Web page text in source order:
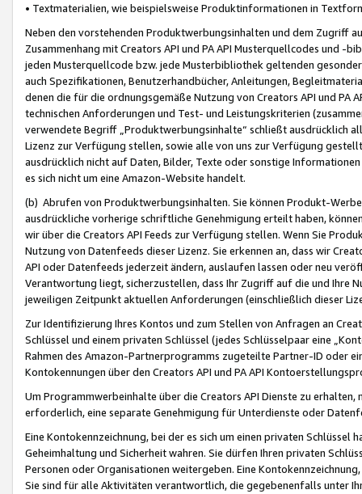
• Textmaterialien, wie beispielsweise Produktinformationen in
Neben den vorstehenden Produktwerbungsinhalten und dem Zugriff
Zusammenhang mit Creators API und PA API Musterquellcodes und
jeden Musterquellcode bzw. jede Musterbibliothek geltenden
auch Spezifikationen, Benutzerhandbücher, Anleitungen,
denen die für die ordnungsgemäße Nutzung von Creators API und PA
technischen Anforderungen und Test- und Leistungskriterien
verwendete Begriff „Produktwerbungsinhalte“ schließt ausdrücklich
Lizenz zur Verfügung stellen, sowie alle von uns zur Verfügung
ausdrücklich nicht auf Daten, Bilder, Texte oder sonstige
es sich nicht um eine Amazon-Website handelt.
(b) Abrufen von Produktwerbungsinhalten. Sie können Produkt-
ausdrückliche vorherige schriftliche Genehmigung erteilt haben,
wir über die Creators API Feeds zur Verfügung stellen. Wenn Sie
Nutzung von Datenfeeds dieser Lizenz. Sie erkennen an, dass wir
API oder Datenfeeds jederzeit ändern, auslaufen lassen oder neu
Verantwortung liegt, sicherzustellen, dass Ihr Zugriff auf die und Ihre
jeweiligen Zeitpunkt aktuellen Anforderungen (einschließlich dieser
Zur Identifizierung Ihres Kontos und zum Stellen von Anfragen an
Schlüssel und einem privaten Schlüssel (jedes Schlüsselpaar eine
Rahmen des Amazon-Partnerprogramms zugeteilte Partner-ID oder
Kontokennungen über den Creators API und PA API
Um Programmwerbeinhalte über die Creators API Dienste zu
erforderlich, eine separate Genehmigung für Unterdienste oder
Eine Kontokennzeichnung, bei der es sich um einen privaten
Geheimhaltung und Sicherheit wahren. Sie dürfen Ihren privaten
Personen oder Organisationen weitergeben. Eine
Sie sind für alle Aktivitäten verantwortlich, die gegebenenfalls unter